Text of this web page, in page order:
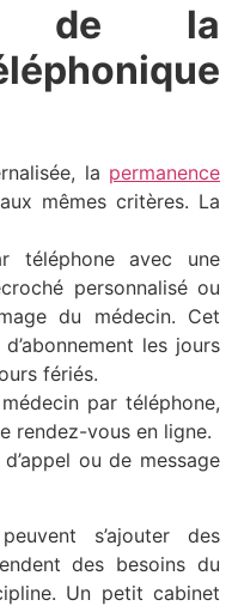
de la
la permanence
mêmes critères. La
téléphone avec une
personnalisé ou
du médecin. Cet
les jours
fériés.
par téléphone,
rendez-vous en ligne.
ou de message
s’ajouter des
des besoins du
Un petit cabinet